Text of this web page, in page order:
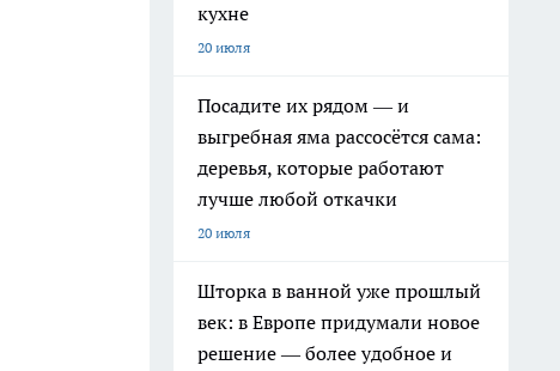
кухне
20 июля
Посадите их рядом — и
выгребная яма рассосётся сама:
деревья, которые работают
лучше любой откачки
20 июля
Шторка в ванной уже прошлый
век: в Европе придумали новое
решение — более удобное и